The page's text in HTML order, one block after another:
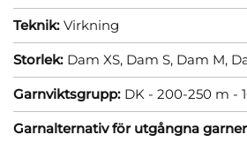
Teknik: Virkning
Storlek: Dam XS, Dam S, Dam M,
Garnviktsgrupp: DK - 200-250 m -
Garnalternativ för utgångna